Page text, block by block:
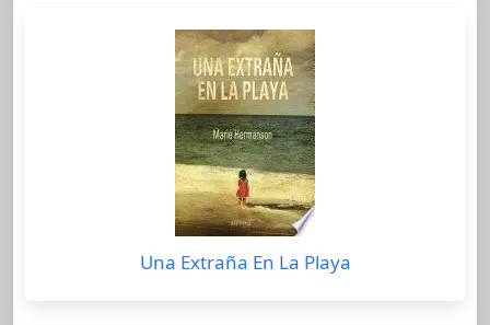
Una Extraña En La Playa